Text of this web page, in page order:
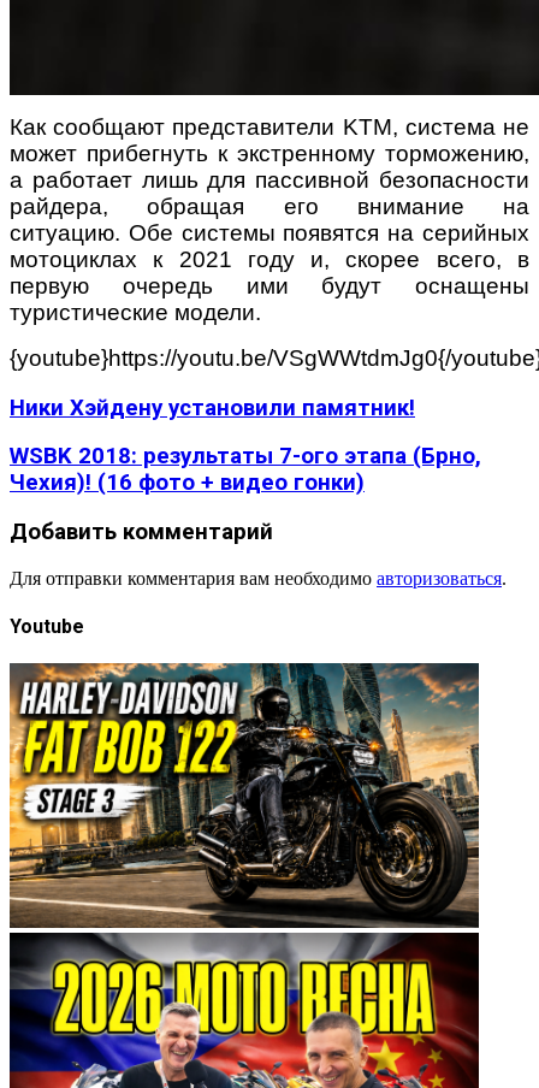
Как сообщают представители KTM, система не
может прибегнуть к экстренному торможению,
а работает лишь для пассивной безопасности
райдера, обращая его внимание на
ситуацию. Обе системы появятся на серийных
мотоциклах к 2021 году и, скорее всего, в
первую очередь ими будут оснащены
туристические модели.
{youtube}https://youtu.be/VSgWWtdmJg0{/
Ники Хэйдену установили памятник!
WSBK 2018: результаты 7-ого этапа (Брно,
Чехия)! (16 фото + видео гонки)
Добавить комментарий
Для отправки комментария вам необходимо авторизоваться.
Youtube